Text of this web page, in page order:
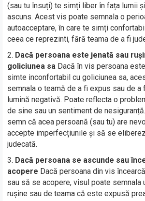
(sau tu însuți) te simți liber în fața lumii
ascuns. Acest vis poate semnala o
autoacceptare, în care te simți
ceea ce reprezinti, fără teama de a fi
Dacă persoana este jenată sau
goliciunea sa Dacă în vis persoana
simte inconfortabil cu goliciunea sa,
semnala o teamă de a fi expus sau de a
lumină negativă. Poate reflecta o
de sine sau un sentiment de
semn că acea persoană (sau tu) are
accepte imperfecțiunile și să se
judecată.
Dacă persoana se ascunde sau
acopere Dacă persoana din vis
sau să se acopere, visul poate semnala
rușine sau de teama că este expusă